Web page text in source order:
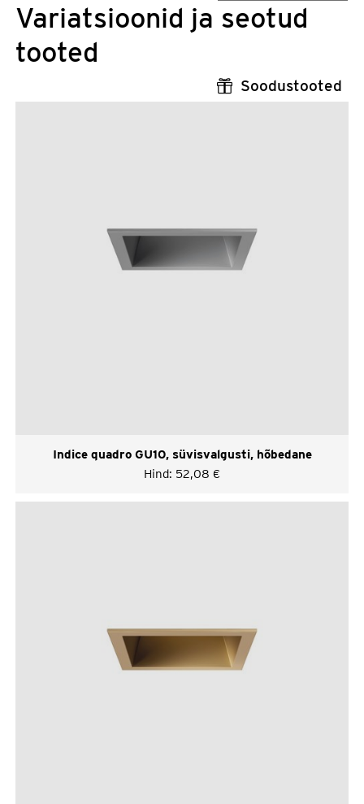
Variatsioonid ja seotud
tooted
Soodustooted
Indice quadro GU10, süvisvalgusti, hõbedane
Hind: 52,08 €